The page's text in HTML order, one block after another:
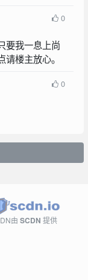
0
要我一息上尚
楼主放心。
0
由SCDN 提供